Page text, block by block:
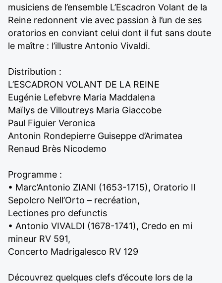
musiciens de l’ensemble L’Escadron Volant de la
Reine redonnent vie avec passion à l’un de ses
oratorios en conviant celui dont il fut sans doute
le maître : l’illustre Antonio Vivaldi.
Distribution :
L’ESCADRON VOLANT DE LA REINE
Eugénie Lefebvre Maria Maddalena
Maïlys de Villoutreys Maria Giaccobe
Paul Figuier Veronica
Antonin Rondepierre Guiseppe d’Arimatea
Renaud Brès Nicodemo
Programme :
• Marc’Antonio ZIANI (1653-1715), Oratorio Il
Sepolcro Nell’Orto – recréation,
Lectiones pro defunctis
• Antonio VIVALDI (1678-1741), Credo en mi
mineur RV 591,
Concerto Madrigalesco RV 129
Découvrez quelques clefs d’écoute lors de la